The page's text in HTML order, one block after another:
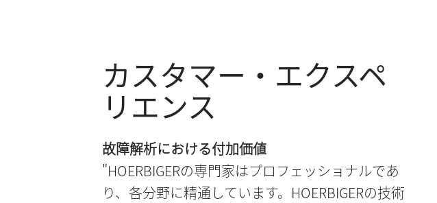
カスタマー・エクスペ
リエンス
故障解析における付加価値
"HOERBIGERの専門家はプロフェッショナルであ
り、各分野に精通しています。HOERBIGERの技術